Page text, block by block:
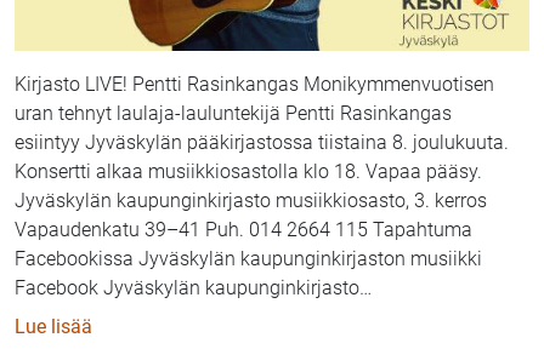
Kirjasto LIVE! Pentti Rasinkangas Monikymmenvuotisen
uran tehnyt laulaja-lauluntekijä Pentti Rasinkangas
esiintyy Jyväskylän pääkirjastossa tiistaina 8. joulukuuta.
Konsertti alkaa musiikkiosastolla klo 18. Vapaa pääsy.
Jyväskylän kaupunginkirjasto musiikkiosasto, 3. kerros
Vapaudenkatu 39–41 Puh. 014 2664 115 Tapahtuma
Facebookissa Jyväskylän kaupunginkirjaston musiikki
Facebook Jyväskylän kaupunginkirjasto…
Lue lisää